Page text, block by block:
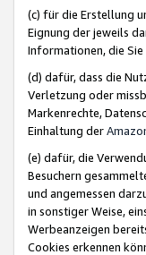
(c) für die Erstellung
Eignung der jeweils
Informationen, die
(d) dafür, dass die
Verletzung oder
Markenrechte,
Einhaltung der
(e) dafür, die
Besuchern
und angemessen
in sonstiger Weise,
Werbeanzeigen
Cookies erkennen